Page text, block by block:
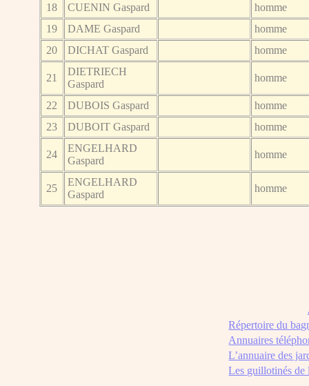
18
CUENIN Gaspard
homme
19
DAME Gaspard
homme
20
DICHAT Gaspard homme
21
DIETRIECH
Gaspard
homme
22 DUBOIS Gaspard
homme
23
DUBOIT Gaspard homme
24
ENGELHARD
Gaspard
homme
25
ENGELHARD
Gaspard
homme
Répertoire du
Annuaires
L’annuaire des
Les guillotinés de